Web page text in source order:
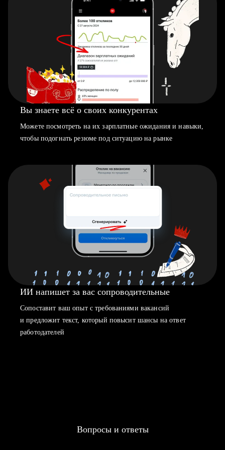
Вы знаете всё о своих конкурентах
Можете посмотреть на их зарплатные ожидания и навыки,
чтобы подогнать резюме под ситуацию на рынке
ИИ напишет за вас сопроводительные
Сопоставит ваш опыт с требованиями вакансий
и предложит текст, который повысит шансы на ответ
работодателей
Вопросы и ответы